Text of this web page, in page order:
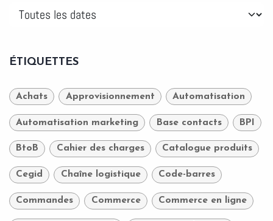
ÉTIQUETTES
Achats Approvisionnement Automatisation
Automatisation marketing Base contacts BPI
BtoB Cahier des charges Catalogue produits
Cegid Chaîne logistique Code-barres
Commandes Commerce Commerce en ligne